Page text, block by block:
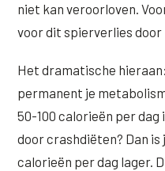
niet kan veroorloven.
voor dit spierverlies
Het dramatische
permanent je
50-100 calorieën per dag
door crashdiëten? Dan
calorieën per dag lager.